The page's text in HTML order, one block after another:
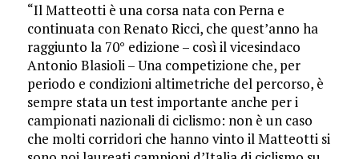
“Il Matteotti è una corsa nata con Perna e
continuata con Renato Ricci, che quest’anno ha
raggiunto la 70° edizione – così il vicesindaco
Antonio Blasioli – Una competizione che, per
periodo e condizioni altimetriche del percorso, è
sempre stata un test importante anche per i
campionati nazionali di ciclismo: non è un caso
che molti corridori che hanno vinto il Matteotti si